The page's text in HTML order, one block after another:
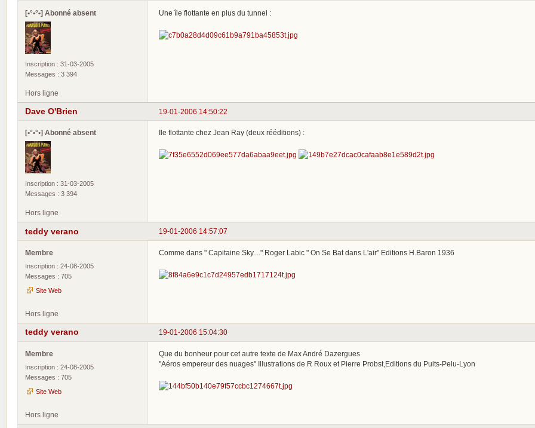
[•°•°•] Abonné absent
Inscription : 31-03-2005
Messages : 3 394
Une île flottante en plus du tunnel :
Hors ligne
19-01-2006 14:50:22
Dave O'Brien
[•°•°•] Abonné absent
Inscription : 31-03-2005
Messages : 3 394
Ile flottante chez Jean Ray (deux rééditions) :
Hors ligne
19-01-2006 14:57:07
teddy verano
Membre
Inscription : 24-08-2005
Messages : 705
Site Web
Comme dans " Capitaine Sky...." Roger Labic " On Se Bat dans L'air" Editions H.Baron 1936
Hors ligne
19-01-2006 15:04:30
teddy verano
Membre
Inscription : 24-08-2005
Messages : 705
Site Web
Que du bonheur pour cet autre texte de Max André Dazergues
"Aéros empereur des nuages" Illustrations de R Roux et Pierre Probst,Editions du Puits-Pelu-Lyon
Hors ligne